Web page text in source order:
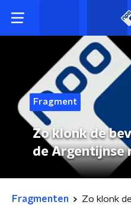
Fragment
Zo klonk de
de Argentijnse
Fragmenten